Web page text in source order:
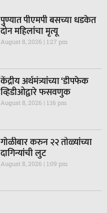
पुण्यात पीएमपी बसच्या धडकेत
दोन महिलांचा मृत्यू
August 8, 2026 1:27 pm
केंद्रीय अर्थमंत्र्यांच्या ‘डीपफेक
व्हिडीओद्वारे फसवणुक
August 8, 2026 1:16 pm
गाेळीबार करुन २२ तोळ्यांच्या
दागिन्यांची लुट
August 8, 2026 1:09 pm